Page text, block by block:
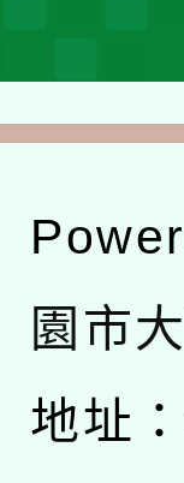
園市
地址：